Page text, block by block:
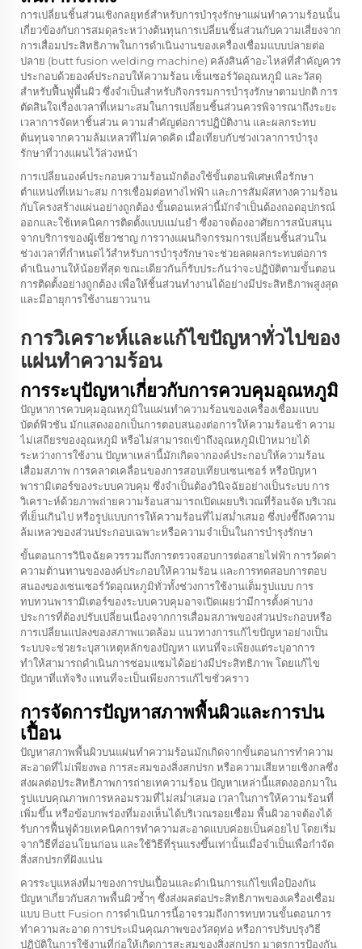
การเปลี่ยนชิ้นส่วนเชิงกลยุทธ์สำหรับการบำรุงรักษาแผ่นทำความร้อนนั้น
เกี่ยวข้องกับการสมดุลระหว่างต้นทุนการเปลี่ยนชิ้นส่วนกับความเสี่ยงจาก
การเสื่อมประสิทธิภาพในการดำเนินงานของเครื่องเชื่อมแบบปลายต่อ
ปลาย (butt fusion welding machine) คลังสินค้าอะไหล่ที่สำคัญควร
ประกอบด้วยองค์ประกอบให้ความร้อน เซ็นเซอร์วัดอุณหภูมิ และวัสดุ
สำหรับฟื้นฟูพื้นผิว ซึ่งจำเป็นสำหรับกิจกรรมการบำรุงรักษาตามปกติ การ
ตัดสินใจเรื่องเวลาที่เหมาะสมในการเปลี่ยนชิ้นส่วนควรพิจารณาถึงระยะ
เวลาการจัดหาชิ้นส่วน ความสำคัญต่อการปฏิบัติงาน และผลกระทบ
ต้นทุนจากความล้มเหลวที่ไม่คาดคิด เมื่อเทียบกับช่วงเวลาการบำรุง
รักษาที่วางแผนไว้ล่วงหน้า
การเปลี่ยนองค์ประกอบความร้อนมักต้องใช้ขั้นตอนพิเศษเพื่อรักษา
ตำแหน่งที่เหมาะสม การเชื่อมต่อทางไฟฟ้า และการสัมผัสทางความร้อน
กับโครงสร้างแผ่นอย่างถูกต้อง ขั้นตอนเหล่านี้มักจำเป็นต้องถอดอุปกรณ์
ออกและใช้เทคนิคการติดตั้งแบบแม่นยำ ซึ่งอาจต้องอาศัยการสนับสนุน
จากบริการของผู้เชี่ยวชาญ การวางแผนกิจกรรมการเปลี่ยนชิ้นส่วนใน
ช่วงเวลาที่กำหนดไว้สำหรับการบำรุงรักษาจะช่วยลดผลกระทบต่อการ
ดำเนินงานให้น้อยที่สุด ขณะเดียวกันก็รับประกันว่าจะปฏิบัติตามขั้นตอน
การติดตั้งอย่างถูกต้อง เพื่อให้ชิ้นส่วนทำงานได้อย่างมีประสิทธิภาพสูงสุด
และมีอายุการใช้งานยาวนาน
การวิเคราะห์และแก้ไขปัญหาทั่วไปของ
แผ่นทำความร้อน
การระบุปัญหาเกี่ยวกับการควบคุมอุณหภูมิ
ปัญหาการควบคุมอุณหภูมิในแผ่นทำความร้อนของเครื่องเชื่อมแบบ
บัตต์ฟิวชัน มักแสดงออกเป็นการตอบสนองต่อการให้ความร้อนช้า ความ
ไม่เสถียรของอุณหภูมิ หรือไม่สามารถเข้าถึงอุณหภูมิเป้าหมายได้
ระหว่างการใช้งาน ปัญหาเหล่านี้มักเกิดจากองค์ประกอบให้ความร้อน
เสื่อมสภาพ การคลาดเคลื่อนของการสอบเทียบเซนเซอร์ หรือปัญหา
พารามิเตอร์ของระบบควบคุม ซึ่งจำเป็นต้องวินิจฉัยอย่างเป็นระบบ การ
วิเคราะห์ด้วยภาพถ่ายความร้อนสามารถเปิดเผยบริเวณที่ร้อนจัด บริเวณ
ที่เย็นเกินไป หรือรูปแบบการให้ความร้อนที่ไม่สม่ำเสมอ ซึ่งบ่งชี้ถึงความ
ล้มเหลวของส่วนประกอบเฉพาะหรือความจำเป็นในการบำรุงรักษา
ขั้นตอนการวินิจฉัยควรรวมถึงการตรวจสอบการต่อสายไฟฟ้า การวัดค่า
ความต้านทานขององค์ประกอบให้ความร้อน และการทดสอบการตอบ
สนองของเซนเซอร์วัดอุณหภูมิทั่วทั้งช่วงการใช้งานเต็มรูปแบบ การ
ทบทวนพารามิเตอร์ของระบบควบคุมอาจเปิดเผยว่ามีการตั้งค่าบาง
ประการที่ต้องปรับเปลี่ยนเนื่องจากการเสื่อมสภาพของส่วนประกอบหรือ
การเปลี่ยนแปลงของสภาพแวดล้อม แนวทางการแก้ไขปัญหาอย่างเป็น
ระบบจะช่วยระบุสาเหตุหลักของปัญหา แทนที่จะเพียงแต่ระบุอาการ
ทำให้สามารถดำเนินการซ่อมแซมได้อย่างมีประสิทธิภาพ โดยแก้ไข
ปัญหาที่แท้จริง แทนที่จะเป็นเพียงการแก้ไขชั่วคราว
การจัดการปัญหาสภาพพื้นผิวและการปน
เปื้อน
ปัญหาสภาพพื้นผิวบนแผ่นทำความร้อนมักเกิดจากขั้นตอนการทำความ
สะอาดที่ไม่เพียงพอ การสะสมของสิ่งสกปรก หรือความเสียหายเชิงกลซึ่ง
ส่งผลต่อประสิทธิภาพการถ่ายเทความร้อน ปัญหาเหล่านี้แสดงออกมาใน
รูปแบบคุณภาพการหลอมรวมที่ไม่สม่ำเสมอ เวลาในการให้ความร้อนที่
เพิ่มขึ้น หรือข้อบกพร่องที่มองเห็นได้บริเวณรอยเชื่อม พื้นผิวอาจต้องได้
รับการฟื้นฟูด้วยเทคนิคการทำความสะอาดแบบค่อยเป็นค่อยไป โดยเริ่ม
จากวิธีที่อ่อนโยนก่อน และใช้วิธีที่รุนแรงขึ้นเท่านั้นเมื่อจำเป็นเพื่อกำจัด
สิ่งสกปรกที่ฝังแน่น
ควรระบุแหล่งที่มาของการปนเปื้อนและดำเนินการแก้ไขเพื่อป้องกัน
ปัญหาเกี่ยวกับสภาพพื้นผิวซ้ำๆ ซึ่งส่งผลต่อประสิทธิภาพของเครื่องเชื่อม
แบบ Butt Fusion การดำเนินการนี้อาจรวมถึงการทบทวนขั้นตอนการ
ทำความสะอาด การประเมินคุณภาพของวัสดุท่อ หรือการปรับปรุงวิธี
ปฏิบัติในการใช้งานที่ก่อให้เกิดการสะสมของสิ่งสกปรก มาตรการป้องกัน